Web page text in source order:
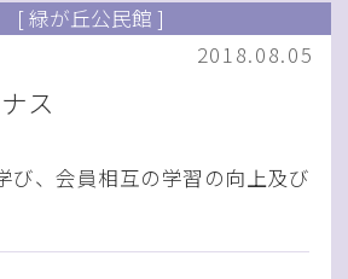
[ 緑が丘公民館 ]
2018.08.05
ス
び、会員相互の学習の向上及び